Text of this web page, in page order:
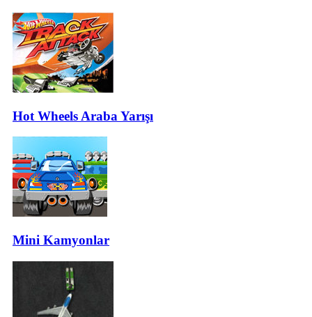
Hot Wheels Araba Yarışı
Mini Kamyonlar